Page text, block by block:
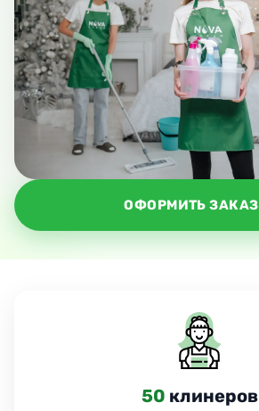
ОФОРМИТЬ ЗАКАЗ
50 клинеров